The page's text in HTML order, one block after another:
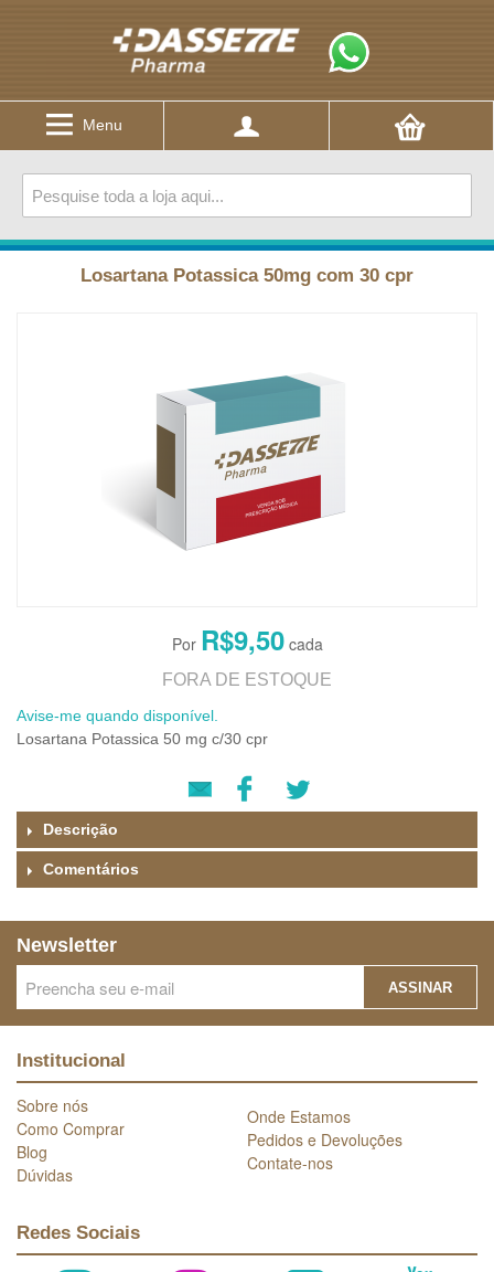
Menu
Losartana Potassica 50mg com 30 cpr
R$9,50
FORA DE ESTOQUE
Avise-me quando disponível.
Losartana Potassica 50 mg c/30 cpr
Descrição
Comentários
Newsletter
ASSINAR
Institucional
Sobre nós
Como Comprar
Blog
Dúvidas
Onde Estamos
Pedidos e Devoluções
Contate-nos
Redes Sociais